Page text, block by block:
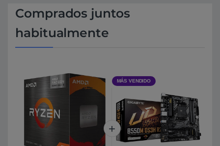
Comprados juntos
habitualmente
MÁS VENDIDO